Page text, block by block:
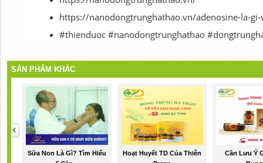
https://nanodongtrunghathao.vn/adenosine-la-
#thienduoc #nanodongtrunghathao
SẢN PHẨM KHÁC
Sữa Non Là Gì? Tìm Hiểu
Hoạt Huyết TD Của Thiên
Cần Lưu Ý